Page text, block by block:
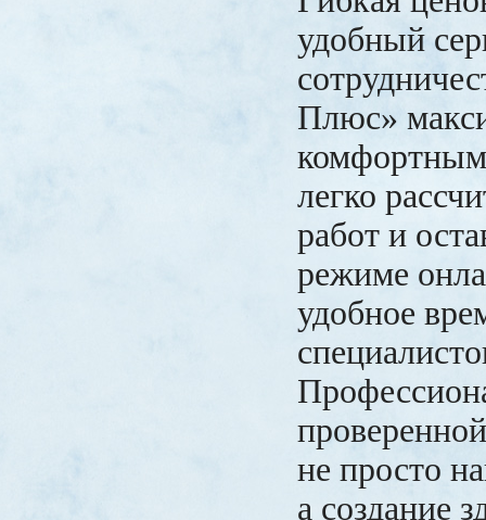
удобный
Плюс»
легко
работ и
режиме
удобное
не просто
а создание